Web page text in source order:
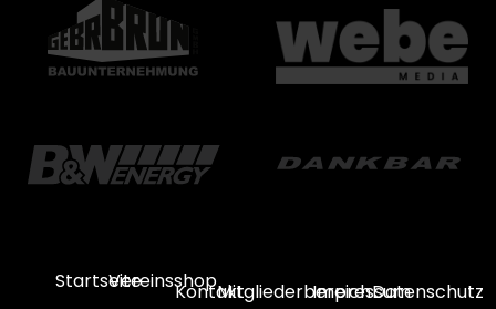
StartseiteVereinsshop
KontaktMitgliederbereich
ImpressumDatenschutz